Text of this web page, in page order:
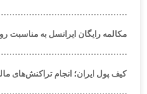
مکالمه رایگان ایرانسل به مناسبت
کیف پول ایران؛ انجام تراکنش‌های